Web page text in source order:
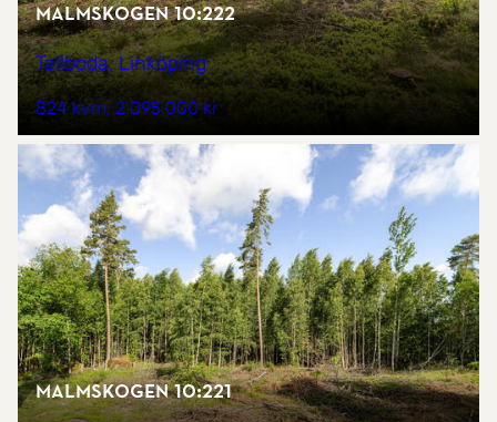
Malmskogen 10:222
Tallboda, Linköping
824 kvm 2 095 000 kr
Malmskogen 10:221